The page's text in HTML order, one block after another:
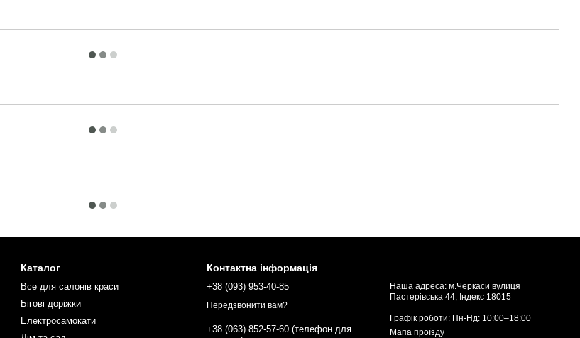
Каталог
Все для салонів краси
Бігові доріжки
Електросамокати
Контактна інформація
+38 (093) 953-40-85
Передзвонити вам?
+38 (063) 852-57-60 (телефон для
Наша адреса: м.Черкаси вулиця
Пастерівська 44, Індекс 18015
Графік роботи: Пн-Нд: 10:00–18:00
Мапа проїзду